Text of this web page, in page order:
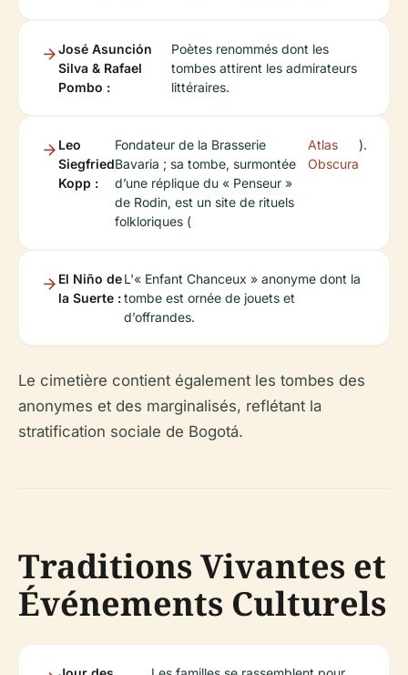
José Asunción
Silva & Rafael
Pombo :
Poètes renommés dont les
tombes attirent les admirateurs
littéraires.
Leo
Siegfried
Kopp :
Fondateur de la Brasserie
Bavaria ; sa tombe, surmontée
d’une réplique du « Penseur »
de Rodin, est un site de rituels
folkloriques (
Atlas
Obscura
).
El Niño de
la Suerte :
L'« Enfant Chanceux » anonyme dont la
tombe est ornée de jouets et
d’offrandes.
Le cimetière contient également les tombes des
anonymes et des marginalisés, reflétant la
stratification sociale de Bogotá.
Traditions Vivantes et
Événements Culturels